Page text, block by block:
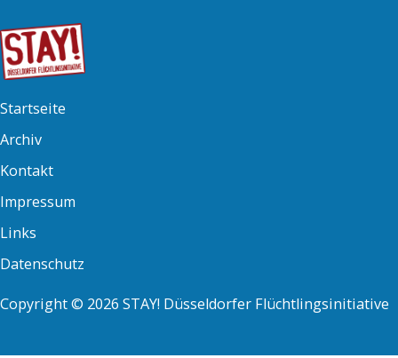
Copyright © 2026 STAY! Düsseldorfer Flüchtlingsinitiative
Startseite
Archiv
Kontakt
Impressum
Links
Datenschutz